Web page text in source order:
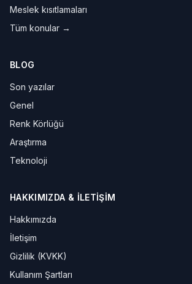
Meslek kısıtlamaları
Tüm konular →
BLOG
Son yazılar
Genel
Renk Körlüğü
Araştırma
Teknoloji
HAKKIMIZDA & İLETIŞIM
Hakkımızda
İletişim
Gizlilik (KVKK)
Kullanım Şartları